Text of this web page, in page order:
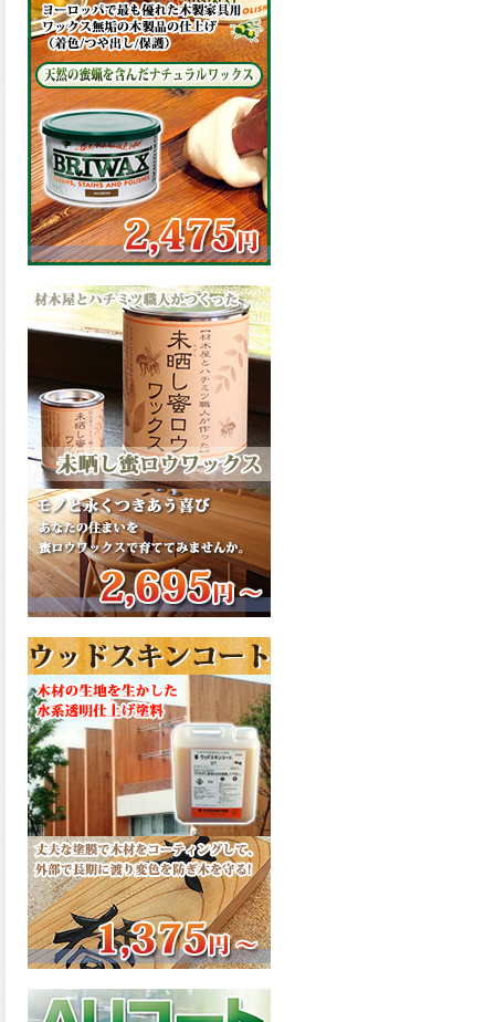
汚れを降雨で洗い流す親水性
の表面効果により優れた低汚
染性を発揮、エスケープレミ
アム無機ルーフが新しく販売
開始致しました。ご購入はこ
ちらから。
2026.03.09
ハケ塗りでの伸びが良く作業
性と仕上がりに優れた合成樹
脂調合ペイント、SDホルスF4
が新しく販売開始致しまし
た。ご購入はこちらから。
2026.03.06
ファインウレタンの使いやす
さで、低汚染形。塗料用シン
ナーで希釈できる、使いやす
さを追求したウレタン樹脂エ
ナメル、低汚染形ファインウ
レタンU100が新しく販売開始
致しました。ご購入はこちら
から。
2026.03.05
ファインウレタンの使いやす
さで、弾性形。塗料用シンナ
ーで希釈できる、使いやすさ
を追求したウレタン樹脂エナ
メル、弾性ファインウレタン
した。ご購入はこちらから。
2026.03.04
長年ご愛顧いただいている
「ラッカー塗料」に抗ウイル
ス機能を追加しバージョンア
ップ、UAV-78700 クリヤーラ
ッカー・ハイフラットが新し
く販売開始致しました。ご購
入はこちらから。
2026.03.03
木の素材感はそのまま活か
し、汚れや日焼け・黄ばみを
防ぐことができる、白木肌2が
新しく販売開始致しました。
2026.03.03